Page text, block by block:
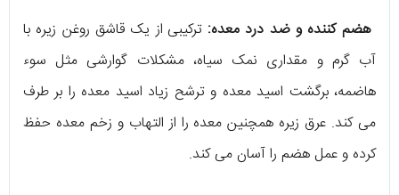
هضم کننده و ضد درد معده:ترکیبی از یک قاشق روغن زیره با
آب گرم و مقداری نمک سیاه، مشکلات گوارشی مثل سوء
هاضمه، برگشت اسید معده و ترشح زیاد اسید معده را بر طرف
می کند. عرق زیره همچنین معده را از التهاب و زخم معده حفظ
کرده و عمل هضم را آسان می کند.